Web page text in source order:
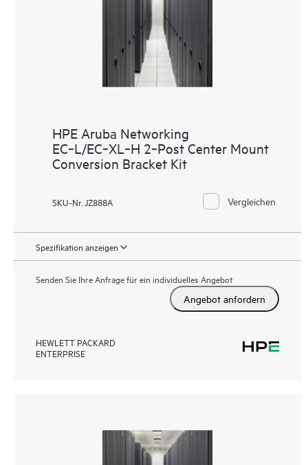
HPE Aruba Networking
EC‑L/EC‑XL‑H 2‑Post Center Mount
Conversion Bracket Kit
SKU-Nr. JZ888A Vergleichen
Spezifikation anzeigen
Senden Sie Ihre Anfrage für ein individuelles Angebot
Angebot anfordern
HEWLETT PACKARD
ENTERPRISE